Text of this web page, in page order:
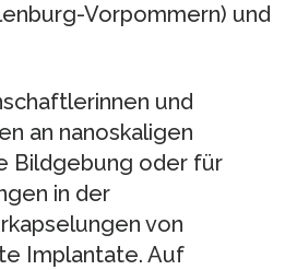
Vorpommern) und
und
an nanoskaligen
Bildgebung oder für
in der
von
Implantate. Auf